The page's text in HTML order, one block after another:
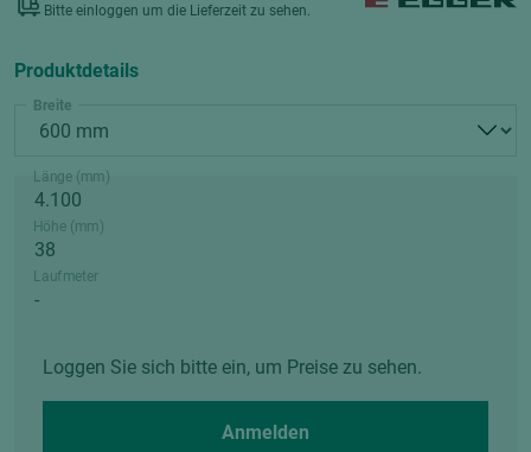
Bitte einloggen um die Lieferzeit zu sehen.
Produktdetails
Breite
Länge (mm)
Höhe (mm)
Laufmeter
Loggen Sie sich bitte ein, um Preise zu sehen.
Anmelden